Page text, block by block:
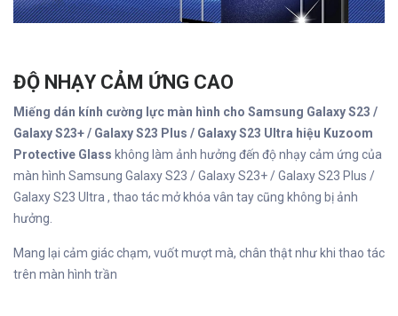
ĐỘ NHẠY CẢM ỨNG CAO
Miếng dán kính cường lực màn hình cho Samsung Galaxy S23 /
Galaxy S23+ / Galaxy S23 Plus / Galaxy S23 Ultra hiệu Kuzoom
Protective Glass không làm ảnh hưởng đến độ nhạy cảm ứng của
màn hình Samsung Galaxy S23 / Galaxy S23+ / Galaxy S23 Plus /
Galaxy S23 Ultra , thao tác mở khóa vân tay cũng không bị ảnh
hưởng.
Mang lại cảm giác chạm, vuốt mượt mà, chân thật như khi thao tác
trên màn hình trần